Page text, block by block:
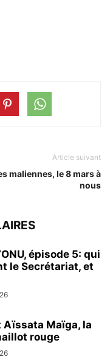
Article suivant
maliennes, le 8 mars à
nous
épisode 5: qui
le Secrétariat, et
Aïssata Maïga, la
rouge